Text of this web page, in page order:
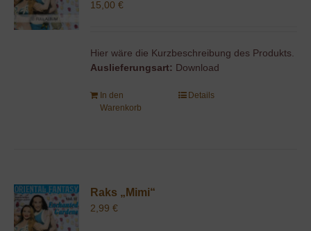
15,00€
Hier wäre die Kurzbeschreibung des Produkts.
Auslieferungsart: Download
In den
Warenkorb
Details
Raks „Mimi“
2,99€